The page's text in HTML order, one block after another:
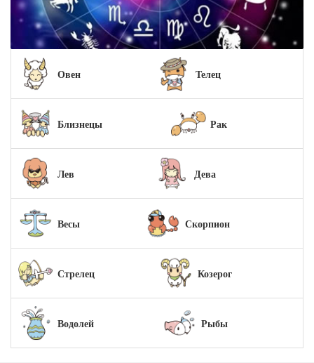
Овен Телец
Близнецы Рак
Лев Дева
Весы Скорпион
Стрелец Козерог
Водолей Рыбы